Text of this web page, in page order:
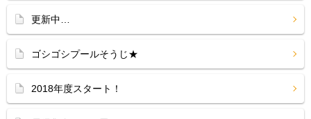
更新中…
ゴシゴシプールそうじ★
2018年度スタート！